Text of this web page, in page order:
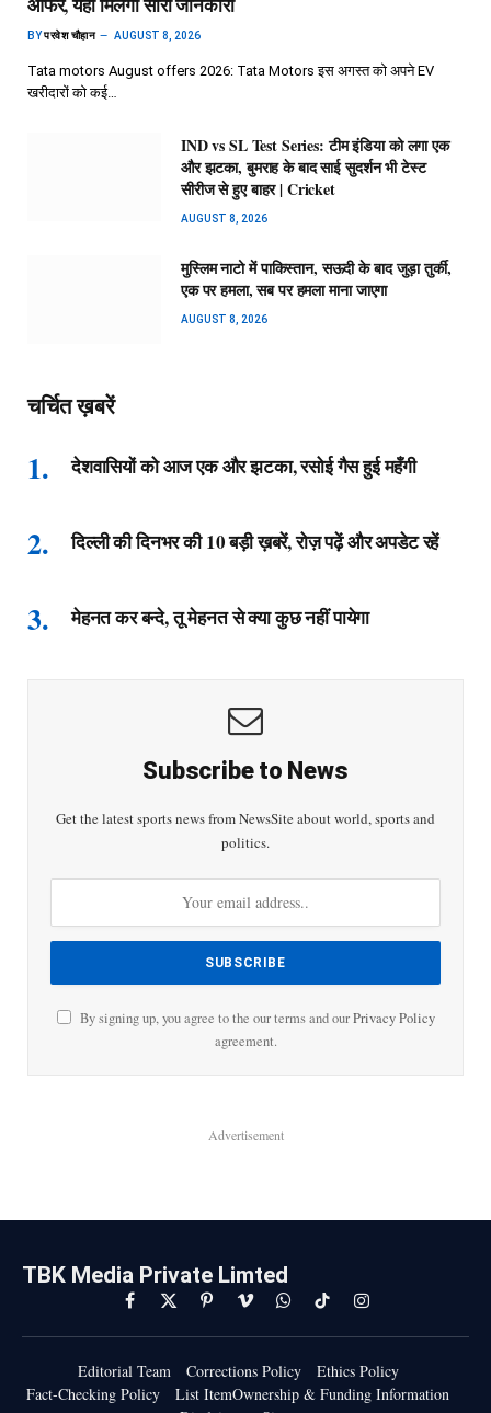
BYपरवेश चौहान AUGUST 8, 2026
Tata motors August offers 2026: Tata Motors इस अगस्त को अपने EV
खरीदारों को कई…
IND vs SL Test Series: टीम इंडिया को लगा एक
और झटका, बुमराह के बाद साई सुदर्शन भी टेस्ट
सीरीज से हुए बाहर | Cricket
AUGUST 8, 2026
मुस्लिम नाटो में पाकिस्तान, सऊदी के बाद जुड़ा तुर्की,
एक पर हमला, सब पर हमला माना जाएगा
AUGUST 8, 2026
चर्चित ख़बरें
देशवासियों को आज एक और झटका, रसोई गैस हुई महँगी
दिल्ली की दिनभर की 10 बड़ी ख़बरें, रोज़ पढ़ें और अपडेट रहें
मेहनत कर बन्दे, तू मेहनत से क्या कुछ नहीं पायेगा
Subscribe to News
Get the latest sports news from NewsSite about world, sports and
politics.
By signing up, you agree to the our terms and ourPrivacy Policy
agreement.
Advertisement
TBK Media Private Limted
Facebook
X
(Twitter)
PinterestVimeoWhatsAppTikTokInstagram
Editorial Team Corrections Policy
Ethics Policy
Fact-Checking Policy
List ItemOwnership & Funding Information